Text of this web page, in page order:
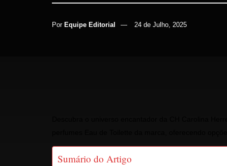
Por Equipe Editorial 24 de Julho, 2025
Sumário do Artigo